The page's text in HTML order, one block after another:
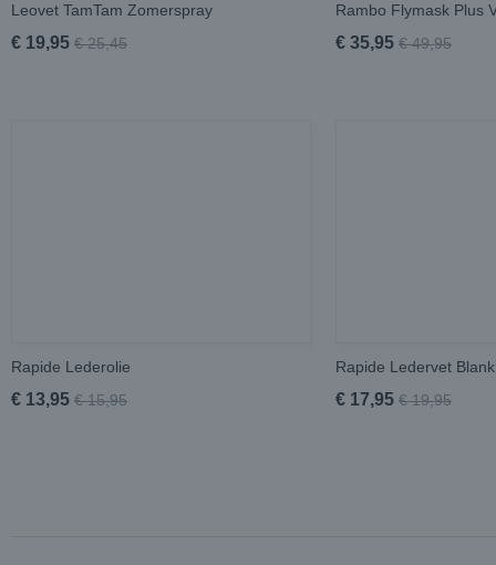
Leovet TamTam Zomerspray
€ 19,95 € 25,45
Rambo Flymask Plus
€ 35,95 € 49,95
Rapide Lederolie
€ 13,95 € 15,95
Rapide Ledervet
€ 17,95 € 19,95